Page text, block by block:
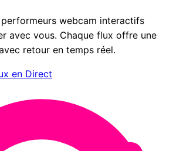
webcam interactifs
avec vous. Chaque flux offre une
retour en temps réel.
en Direct